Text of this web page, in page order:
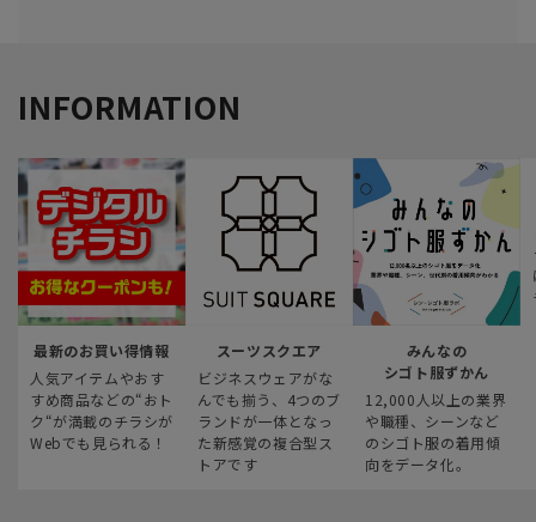
INFORMATION
最新のお買い得情報
人気アイテムやおす
すめ商品などの“おト
ク“が満載のチラシが
Webでも見られる！
スーツスクエア
ビジネスウェアがな
んでも揃う、4つのブ
ランドが一体となっ
た新感覚の複合型ス
トアです
みんなの
シゴト服ずかん
12,000人以上の業界
や職種、シーンなど
のシゴト服の着用傾
向をデータ化。